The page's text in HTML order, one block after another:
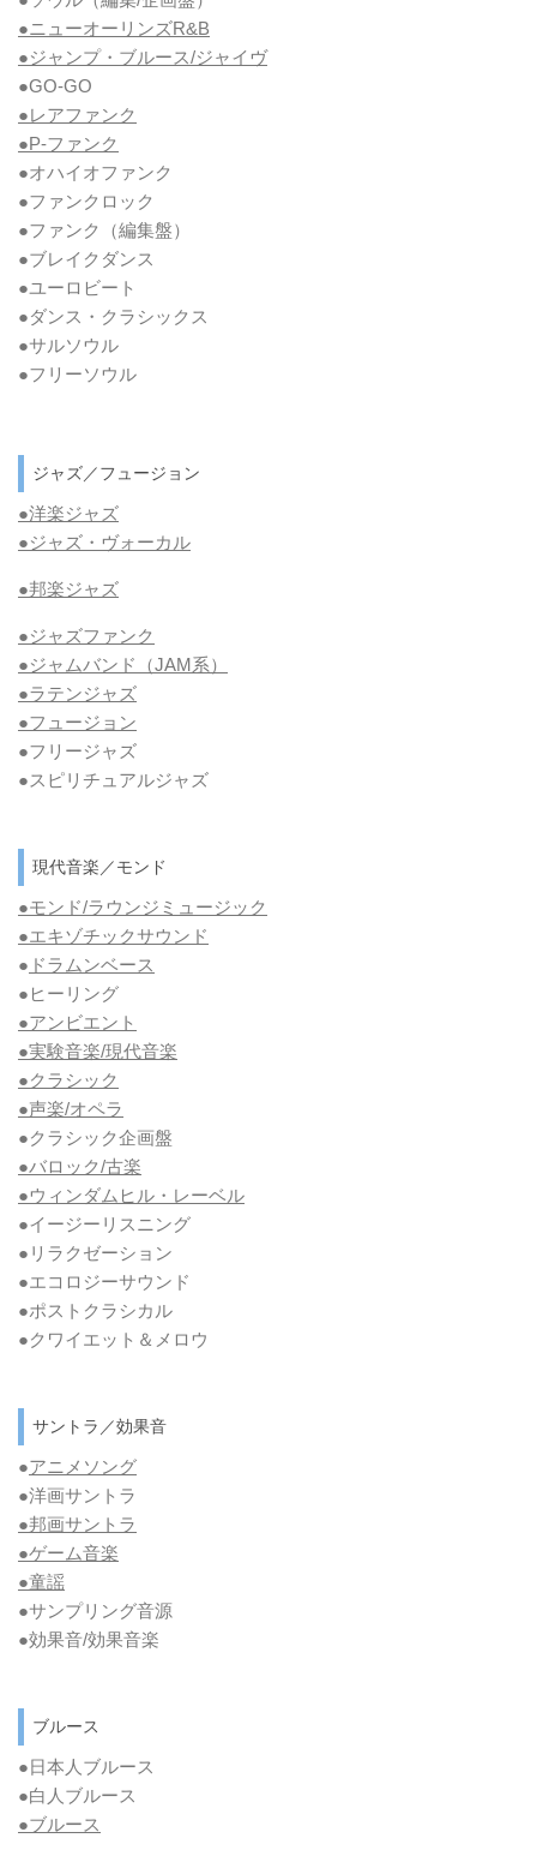
●ニューオーリンズR&B
●ジャンプ・ブルース/ジャイヴ
●GO-GO
●レアファンク
●P-ファンク
●オハイオファンク
●ファンクロック
●ファンク
（編集盤）
●ブレイクダンス
●ユーロビート
●ダンス・クラシックス
●サルソウル
●フリーソウル
ジャズ／フュージョン
●洋楽ジャズ
●ジャズ・ヴォーカル
●邦楽ジャズ
●ジャズファンク
●ジャムバンド（JAM系）
●ラテンジャズ
●フュージョン
●フリージャズ
●スピリチュアルジャズ
現代音楽／モンド
●モンド/ラウンジミュージック
●エキゾチックサウンド
● ドラムンベース
●ヒーリング
●アンビエント
●実験音楽/現代音楽
●クラシック
●声楽/オペラ
●クラシック企画盤
●バロック/古楽
●ウィンダムヒル・レーベル
●イージーリスニング
●リラクゼーション
●エコロジーサウンド
●ポストクラシカル
●クワイエット＆メロウ
サントラ／効果音
●アニメソング
●洋画サントラ
●邦画サントラ
●ゲーム音楽
●童謡
●サンプリング音源
●効果音/効果音楽
ブルース
●日本人ブルース
●白人ブルース
●ブルース